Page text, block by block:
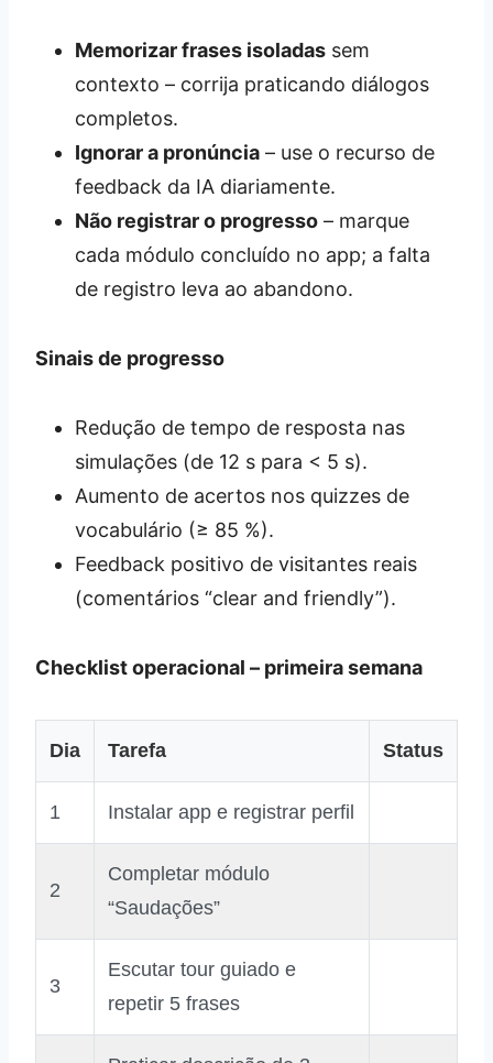
Memorizar frases isoladas sem
contexto – corrija praticando diálogos
completos.
Ignorar a pronúncia – use o recurso de
feedback da IA diariamente.
Não registrar o progresso – marque
cada módulo concluído no app; a falta
de registro leva ao abandono.
Sinais de progresso
Redução de tempo de resposta nas
simulações (de 12 s para < 5 s).
Aumento de acertos nos quizzes de
vocabulário (≥ 85 %).
Feedback positivo de visitantes reais
(comentários “clear and friendly”).
Checklist operacional – primeira semana
Dia Tarefa Status
1 Instalar app e registrar perfil
2
Completar módulo
“Saudações”
3
Escutar tour guiado e
repetir 5 frases